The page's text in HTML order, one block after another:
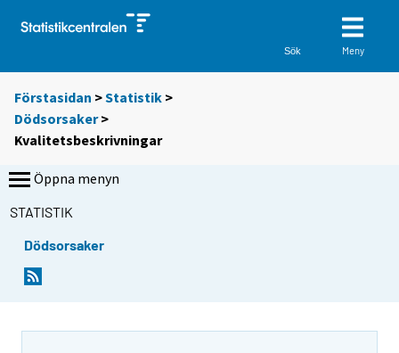
Sök Meny
Förstasidan >Statistik >
Dödsorsaker>
Kvalitetsbeskrivningar
Öppna menyn
STATISTIK
Dödsorsaker